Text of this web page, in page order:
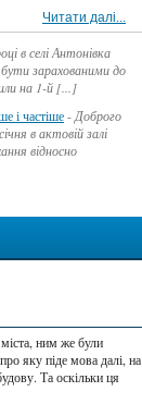
Читати далі...
в селі Антонівка
зарахованими до
на 1-й [...]
і частіше- Доброго
в актовій залі
відносно
ним же були
яку піде мова далі, на
Та оскільки ця